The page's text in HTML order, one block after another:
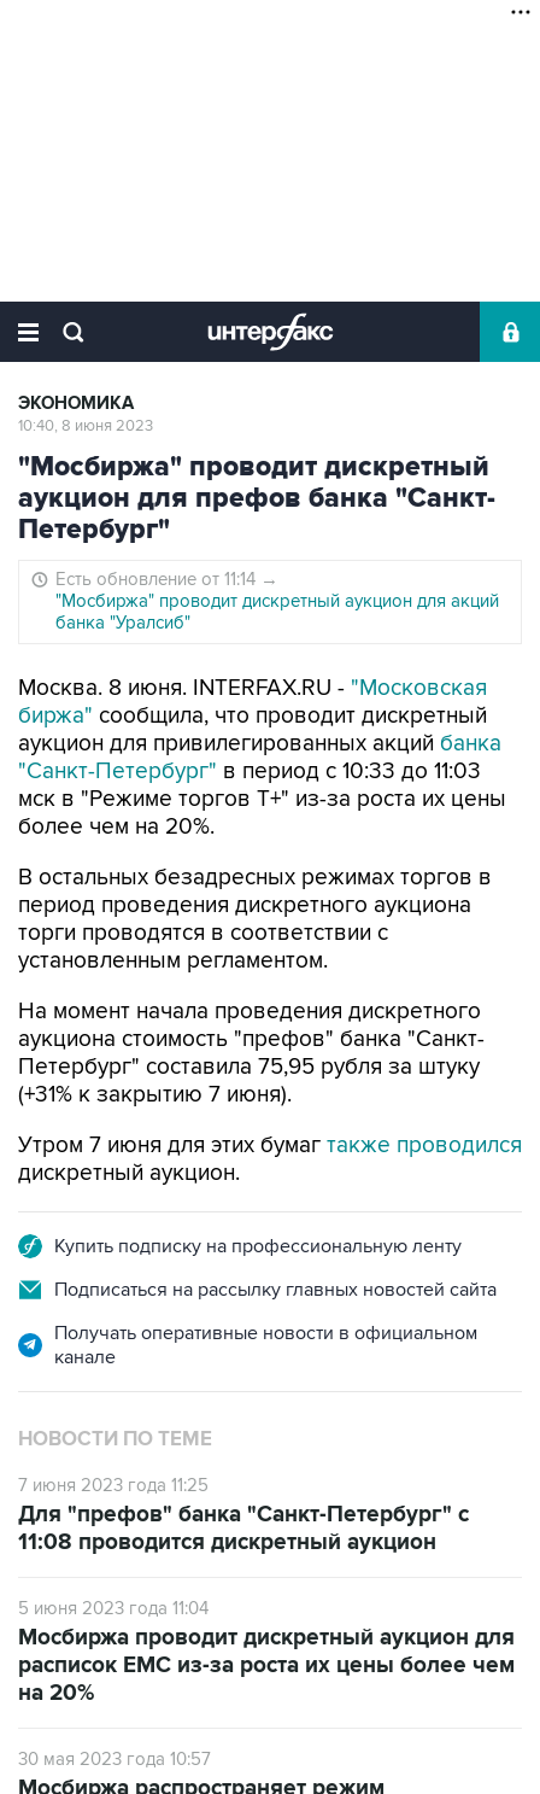
ЭКОНОМИКА
10:40, 8 июня 2023
"Мосбиржа" проводит дискретный
аукцион для префов банка "Санкт-
Петербург"
Есть обновление от 11:14 →
"Мосбиржа" проводит дискретный аукцион для акций
банка "Уралсиб"
Москва. 8 июня. INTERFAX.RU - "Московская
биржа" сообщила, что проводит дискретный
аукцион для привилегированных акций банка
"Санкт-Петербург" в период с 10:33 до 11:03
мск в "Режиме торгов Т+" из-за роста их цены
более чем на 20%.
В остальных безадресных режимах торгов в
период проведения дискретного аукциона
торги проводятся в соответствии с
установленным регламентом.
На момент начала проведения дискретного
аукциона стоимость "префов" банка "Санкт-
Петербург" составила 75,95 рубля за штуку
(+31% к закрытию 7 июня).
Утром 7 июня для этих бумаг также проводился
дискретный аукцион.
Купить подписку на профессиональную ленту
Подписаться на рассылку главных новостей сайта
Получать оперативные новости в официальном
канале
НОВОСТИ ПО ТЕМЕ
7 июня 2023 года 11:25
Для "префов" банка "Санкт-Петербург" с
11:08 проводится дискретный аукцион
5 июня 2023 года 11:04
Мосбиржа проводит дискретный аукцион для
расписок EMC из-за роста их цены более чем
на 20%
30 мая 2023 года 10:57